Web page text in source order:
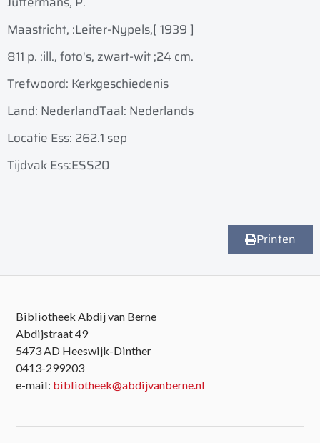
Maastricht, :Leiter-Nypels,[ 1939 ]
811 p. :ill., foto's, zwart-wit ;24 cm.
Trefwoord: Kerkgeschiedenis
Land: NederlandTaal: Nederlands
Locatie Ess: 262.1 sep
Tijdvak Ess:ESS20
Printen
Bibliotheek Abdij van Berne
Abdijstraat 49
5473 AD Heeswijk-Dinther
0413-299203
e-mail: bibliotheek@abdijvanberne.nl